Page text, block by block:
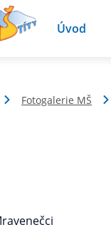
Úvod
Fotogalerie MŠ